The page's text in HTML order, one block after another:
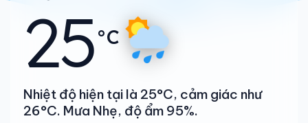
25°C
Nhiệt độ hiện tại là 25°C, cảm giác như
26°C. Mưa Nhẹ, độ ẩm 95%.